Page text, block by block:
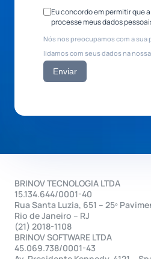
Eu concordo em permitir que
processe meus dados
Nós nos preocupamos com a sua
lidamos com seus dados na
Enviar
BRINOV TECNOLOGIA LTDA
15.134.644/0001-40
Rua Santa Luzia, 651 – 25º
Rio de Janeiro – RJ
(21) 2018-1108
BRINOV SOFTWARE LTDA
45.069.738/0001-43